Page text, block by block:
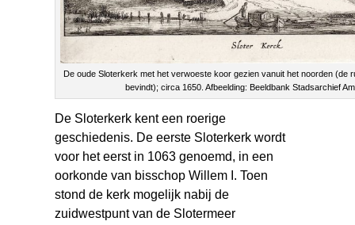
De oude Sloterkerk met het verwoeste koor gezien vanuit het noorden (de
bevindt); circa 1650. Afbeelding: Beeldbank Stadsarchief
De Sloterkerk kent een roerige
geschiedenis. De eerste Sloterkerk wordt
voor het eerst in 1063 genoemd, in een
oorkonde van bisschop Willem I. Toen
stond de kerk mogelijk nabij de
zuidwestpunt van de Slotermeer